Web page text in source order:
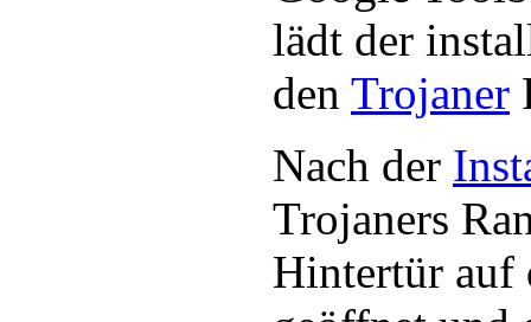
lädt der
den Trojaner
Nach der
Trojaners
Hintertür auf